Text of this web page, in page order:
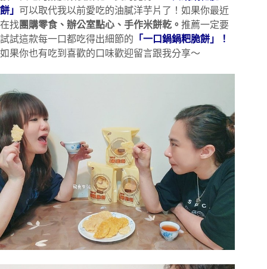
餅 」
可以取代我以前愛吃的油膩洋芋片了！如果你最近
在找團購零食、辦公室點心、手作米餅乾。 推薦一定要
試試這款每一口都吃得出細節的 「一口鍋鍋粑脆餅」！
如果你也有吃到喜歡的口味歡迎留言跟我分享～